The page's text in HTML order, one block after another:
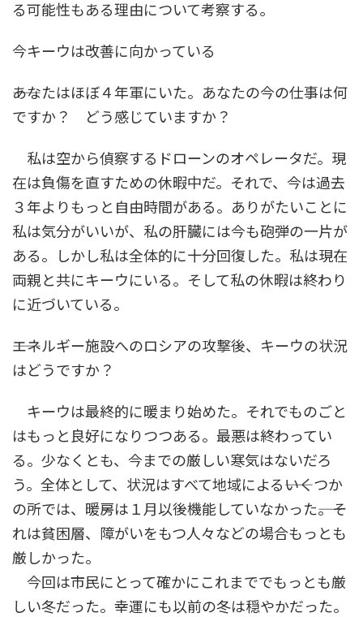
る可能性もある理由について考察する。
今キーウは改善に向かっている
――あなたはほぼ４年軍にいた。あなたの今の仕事は何
ですか？ どう感じていますか？
私は空から偵察するドローンのオペレータだ。現
在は負傷を直すための休暇中だ。それで、今は過去
３年よりもっと自由時間がある。ありがたいことに
私は気分がいいが、私の肝臓には今も砲弾の一片が
ある。しかし私は全体的に十分回復した。私は現在
両親と共にキーウにいる。そして私の休暇は終わり
に近づいている。
――エネルギー施設へのロシアの攻撃後、キーウの状況
はどうですか？
キーウは最終的に暖まり始めた。それでものごと
はもっと良好になりつつある。最悪は終わってい
る。少なくとも、今までの厳しい寒気はないだろ
う。全体として、状況はすべて地域による――いくつか
の所では、暖房は１月以後機能していなかった――。そ
れは貧困層、障がいをもつ人々などの場合もっとも
厳しかった。
今回は市民にとって確かにこれまででもっとも厳
しい冬だった。幸運にも以前の冬は穏やかだった。